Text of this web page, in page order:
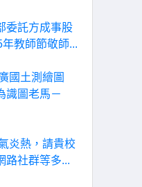
委託方成事股
教師節敬師...
國土測繪圖
識圖老馬－
炎熱，請貴校
路社群等多...